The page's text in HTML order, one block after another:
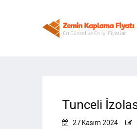
Tunceli
27 Kasım 2024